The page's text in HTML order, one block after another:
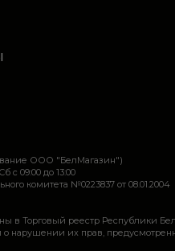
ООО "БелМагазин")
c 09:00 до 13:00
комитета №0223837 от 08.01.2004
Торговый реестр Республики
их прав,